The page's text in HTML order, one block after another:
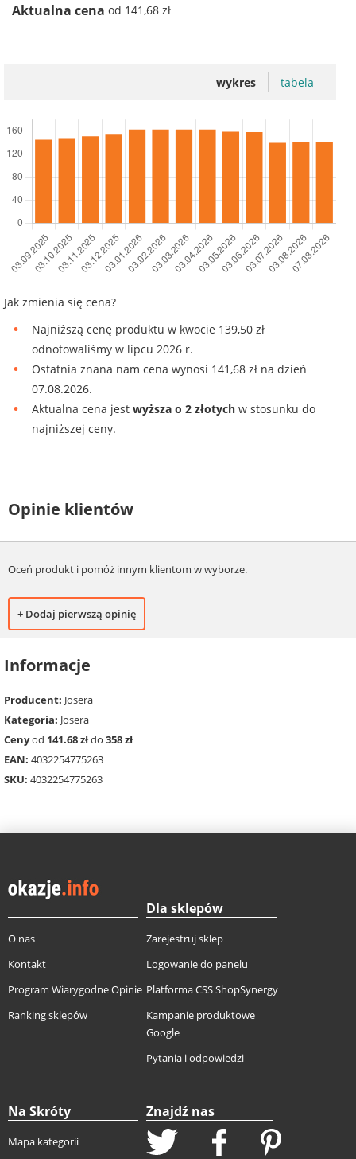
Aktualna cena od 141,68 zł
wykres tabela
Jak zmienia się cena?
Najniższą cenę produktu w kwocie 139,50 zł
odnotowaliśmy w lipcu 2026 r.
Ostatnia znana nam cena wynosi 141,68 zł na dzień
07.08.2026.
Aktualna cena jest wyższa o 2 złotych w stosunku do
najniższej ceny.
Opinie klientów
Oceń produkt i pomóż innym klientom w wyborze.
+ Dodaj pierwszą opinię
Informacje
Producent: Josera
Kategoria: Josera
Cenyod 141.68 złdo 358 zł
EAN: 4032254775263
SKU: 4032254775263
O nas
Kontakt
Program Wiarygodne Opinie
Ranking sklepów
Dla sklepów
Zarejestruj sklep
Logowanie do panelu
Platforma CSS ShopSynergy
Kampanie produktowe
Google
Pytania i odpowiedzi
Na Skróty
Mapa kategorii
Znajdź nas